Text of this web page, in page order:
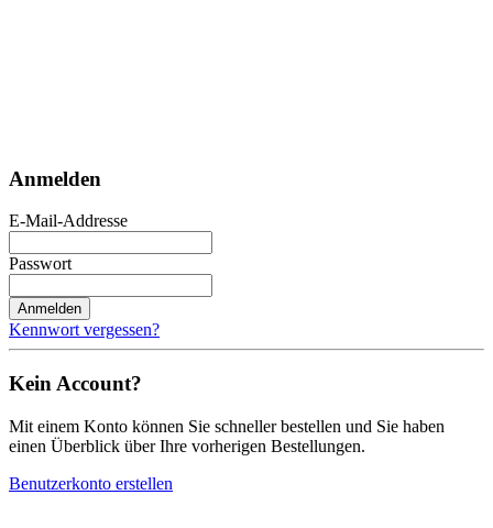
Anmelden
E-Mail-Addresse
Passwort
Anmelden
Kennwort vergessen?
Kein Account?
Mit einem Konto können Sie schneller bestellen und Sie haben
einen Überblick über Ihre vorherigen Bestellungen.
Benutzerkonto erstellen